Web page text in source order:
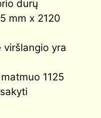
durų
mm x 2120
viršlangio yra
1125